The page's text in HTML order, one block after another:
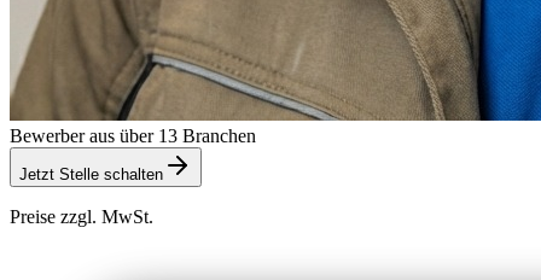
Bewerber aus über 13 Branchen
Jetzt Stelle schalten
Preise zzgl. MwSt.